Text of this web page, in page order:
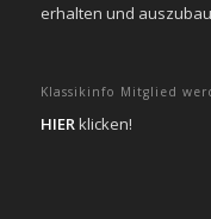
erhalten und
Klassikinfo Mitglied
HIERklicken!